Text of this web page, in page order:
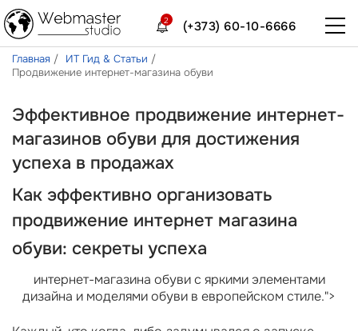
(+373) 60-10-6666
2
Главная
ИТ Гид & Статьи
Продвижение интернет-магазина обуви
Эффективное продвижение интернет-
магазинов обуви для достижения
успеха в продажах
Как эффективно организовать
продвижение интернет магазина
обуви: секреты успеха
интернет-магазина обуви с яркими элементами
дизайна и моделями обуви в европейском стиле.">